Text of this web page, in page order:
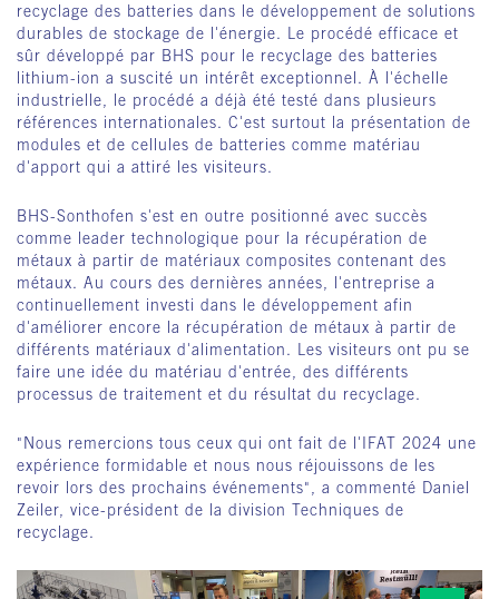
recyclage des batteries dans le développement de solutions
durables de stockage de l'énergie. Le procédé efficace et
sûr développé par BHS pour le recyclage des batteries
lithium-ion a suscité un intérêt exceptionnel. À l'échelle
industrielle, le procédé a déjà été testé dans plusieurs
références internationales. C'est surtout la présentation de
modules et de cellules de batteries comme matériau
d'apport qui a attiré les visiteurs.
BHS-Sonthofen s'est en outre positionné avec succès
comme leader technologique pour la récupération de
métaux à partir de matériaux composites contenant des
métaux. Au cours des dernières années, l'entreprise a
continuellement investi dans le développement afin
d'améliorer encore la récupération de métaux à partir de
différents matériaux d'alimentation. Les visiteurs ont pu se
faire une idée du matériau d'entrée, des différents
processus de traitement et du résultat du recyclage.
"Nous remercions tous ceux qui ont fait de l'IFAT 2024 une
expérience formidable et nous nous réjouissons de les
revoir lors des prochains événements", a commenté Daniel
Zeiler, vice-président de la division Techniques de
recyclage.